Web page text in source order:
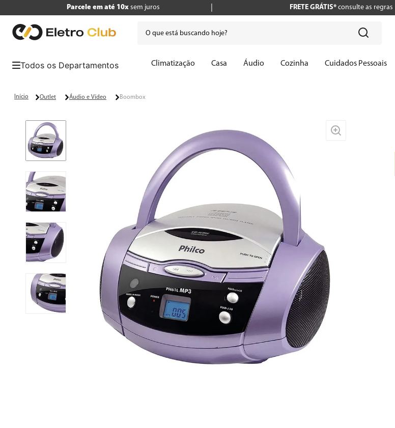
Parcele em até 10xsem juros FRETE GRÁTIS*consulte as regras
Climatização Casa Áudio Cozinha Cuidados Pessoais
Outlet Áudio e Vídeo Boombox
microondas
panificadora
6 cafeteira
7º
liquidificador
9º forno
ventilador